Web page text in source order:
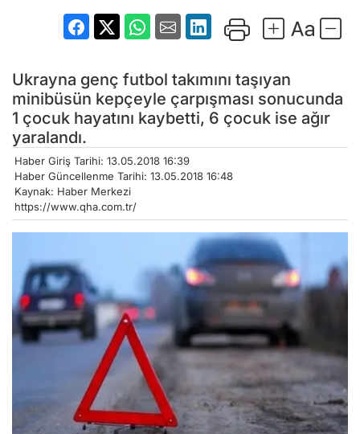
Ukrayna genç futbol takımını taşıyan
minibüsün kepçeyle çarpışması sonucunda
1 çocuk hayatını kaybetti, 6 çocuk ise ağır
yaralandı.
Haber Giriş Tarihi: 13.05.2018 16:39
Haber Güncellenme Tarihi: 13.05.2018 16:48
Kaynak: Haber Merkezi
https://www.qha.com.tr/